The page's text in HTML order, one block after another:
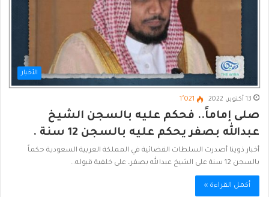
الأخبار
13 أكتوبر، 2022 1٬021
صلى إماماً.. فحكم عليه بالسجن الشيخ
عبدالله بصفر يحكم عليه بالسجن 12 سنة .
أخبار ذوينا أصدرت السلطات القضائية في المملكة العربية السعودية حكماً
بالسجن 12 سنة على الشيخ عبدالله بصفر، على خلفية قبوله…
أكمل القراءة »